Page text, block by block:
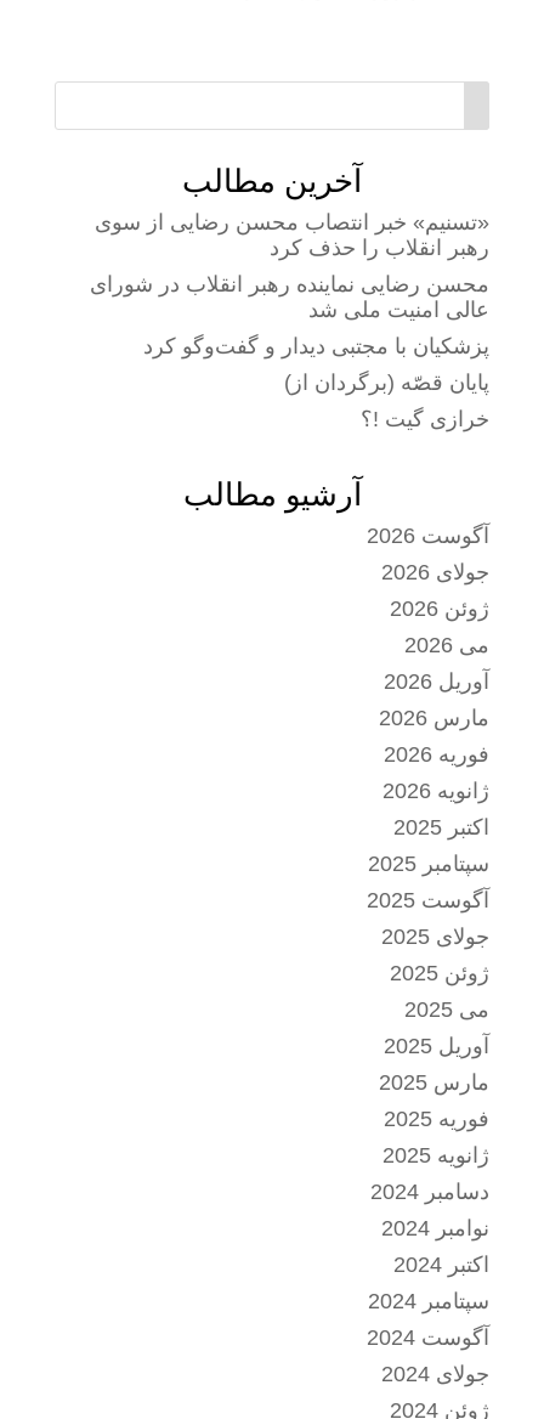
آخرین مطالب
«تسنیم» خبر انتصاب محسن رضایی از سوی
رهبر انقلاب را حذف کرد
محسن رضایی نماینده رهبر انقلاب در شورای
عالی امنیت ملی شد
پزشکیان با مجتبی دیدار و گفت‌وگو کرد
پایان قصّه (برگردان از)
خرازی گیت !؟
آرشیو مطالب
آگوست 2026
جولای 2026
ژوئن 2026
می 2026
آوریل 2026
مارس 2026
فوریه 2026
ژانویه 2026
اکتبر 2025
سپتامبر 2025
آگوست 2025
جولای 2025
ژوئن 2025
می 2025
آوریل 2025
مارس 2025
فوریه 2025
ژانویه 2025
دسامبر 2024
نوامبر 2024
اکتبر 2024
سپتامبر 2024
آگوست 2024
جولای 2024
ژوئن 2024